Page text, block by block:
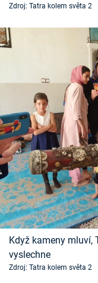
Zdroj: Tatra kolem světa 2
Když kameny mluví,
vyslechne
Zdroj: Tatra kolem světa 2